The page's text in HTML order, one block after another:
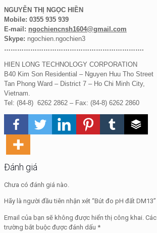
NGUYỄN THỊ NGỌC HIỀN
Mobile: 0355 935 939
E-mail: ngochiencnsh1604@gmail.com
Skype: ngochien.ngochien3
……………………………………………………….
HIEN LONG TECHNOLOGY CORPORATION
B40 Kim Son Residential – Nguyen Huu Tho Street
Tan Phong Ward – District 7 – Ho Chi Minh City,
Vietnam.
Tel: (84-8) 6262 2862 – Fax: (84-8) 6262 2860
Đánh giá
Chưa có đánh giá nào.
Hãy là người đầu tiên nhận xét “Bút đo pH đất DM13”
Email của bạn sẽ không được hiển thị công khai. Các
trường bắt buộc được đánh dấu *